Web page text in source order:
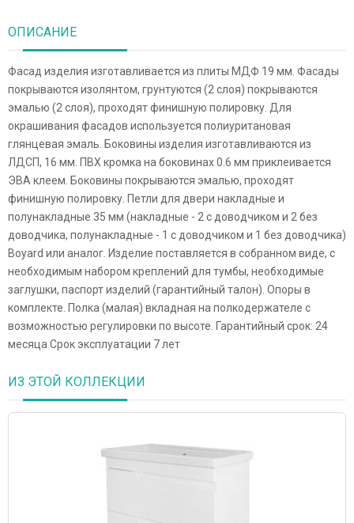
ОПИСАНИЕ
Фасад изделия изготавливается из плиты МДФ 19 мм. Фасады
покрываются изолянтом, грунтуются (2 слоя) покрываются
эмалью (2 слоя), проходят финишную полировку. Для
окрашивания фасадов используется полиуритановая
глянцевая эмаль. Боковины изделия изготавливаются из
ЛДСП, 16 мм. ПВХ кромка на боковинах 0.6 мм приклеивается
ЭВА клеем. Боковины покрываются эмалью, проходят
финишную полировку. Петли для двери накладные и
полунакладные 35 мм (накладные - 2 с доводчиком и 2 без
доводчика, полунакладные - 1 с доводчиком и 1 без доводчика)
Boyard или аналог. Изделие поставляется в собранном виде, с
необходимым набором креплений для тумбы, необходимые
заглушки, паспорт изделий (гарантийный талон). Опоры в
комплекте. Полка (малая) вкладная на полкодержателе с
возможностью регулировки по высоте. Гарантийный срок: 24
месяца Срок эксплуатации 7 лет
ИЗ ЭТОЙ КОЛЛЕКЦИИ